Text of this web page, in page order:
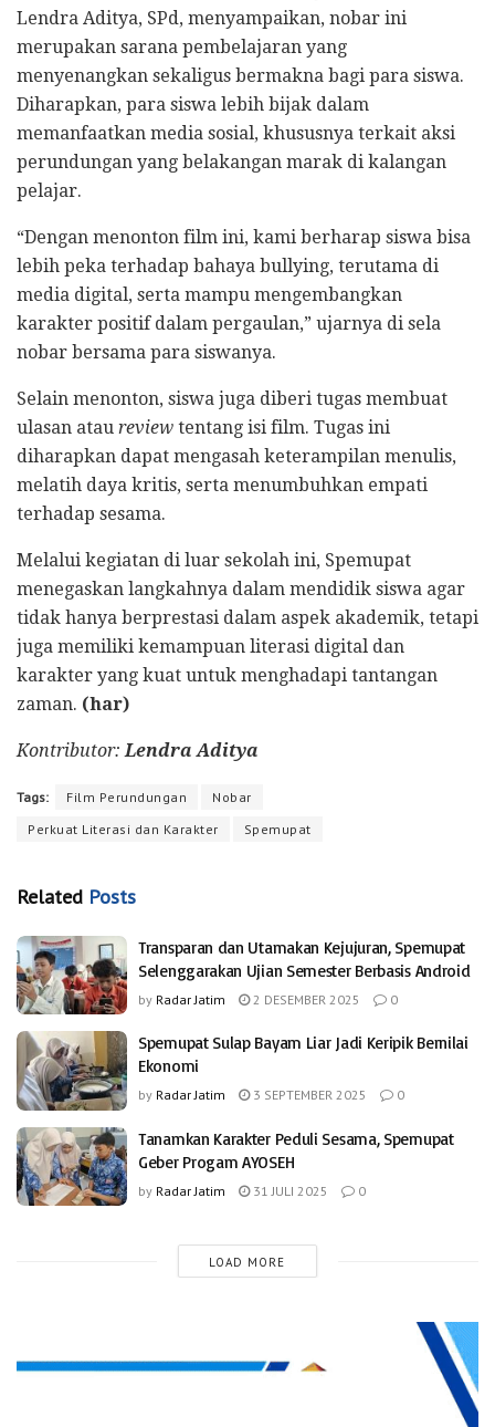
Lendra Aditya, SPd, menyampaikan, nobar ini
merupakan sarana pembelajaran yang
menyenangkan sekaligus bermakna bagi para siswa.
Diharapkan, para siswa lebih bijak dalam
memanfaatkan media sosial, khususnya terkait aksi
perundungan yang belakangan marak di kalangan
pelajar.
“Dengan menonton film ini, kami berharap siswa bisa
lebih peka terhadap bahaya bullying, terutama di
media digital, serta mampu mengembangkan
karakter positif dalam pergaulan,” ujarnya di sela
nobar bersama para siswanya.
Selain menonton, siswa juga diberi tugas membuat
ulasan atau review tentang isi film. Tugas ini
diharapkan dapat mengasah keterampilan menulis,
melatih daya kritis, serta menumbuhkan empati
terhadap sesama.
Melalui kegiatan di luar sekolah ini, Spemupat
menegaskan langkahnya dalam mendidik siswa agar
tidak hanya berprestasi dalam aspek akademik, tetapi
juga memiliki kemampuan literasi digital dan
karakter yang kuat untuk menghadapi tantangan
zaman. (har)
Kontributor: Lendra Aditya
Tags: Film Perundungan
Nobar
Perkuat Literasi dan Karakter
Spemupat
Related Posts
Transparan dan Utamakan Kejujuran, Spemupat
Selenggarakan Ujian Semester Berbasis Android
by Radar Jatim 2 DESEMBER 2025 0
Spemupat Sulap Bayam Liar Jadi Keripik Bernilai
Ekonomi
by Radar Jatim 3 SEPTEMBER 2025 0
Tanamkan Karakter Peduli Sesama, Spemupat
Geber Progam AYOSEH
by Radar Jatim 31 JULI 2025 0
LOAD MORE